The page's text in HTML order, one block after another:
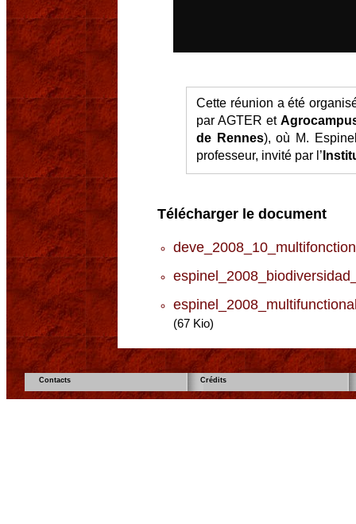
Cette réunion a été
par AGTER et
de Rennes), où M.
professeur, invité par l’
Télécharger le document
(67 Kio)
Contacts Crédits